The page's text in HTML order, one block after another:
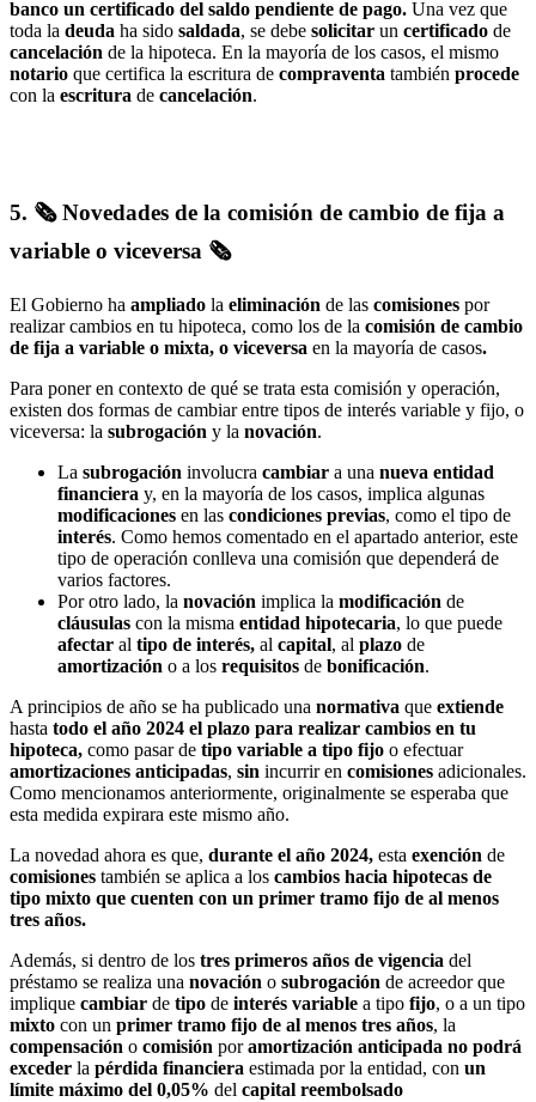
banco un certificado del saldo pendiente de pago. Una vez que
toda la deuda ha sido saldada, se debe solicitar un certificado de
cancelación de la hipoteca. En la mayoría de los casos, el mismo
notario que certifica la escritura de compraventa también procede
con la escritura de cancelación.
5. 🗞️Novedades de la comisión de cambio de fija a
variable o viceversa 🗞
El Gobierno ha ampliado la eliminación de las comisiones por
realizar cambios en tu hipoteca, como los de la comisión de cambio
de fija a variable o mixta, o viceversa en la mayoría de casos.
Para poner en contexto de qué se trata esta comisión y operación,
existen dos formas de cambiar entre tipos de interés variable y fijo, o
viceversa: la subrogación y la novación.
La subrogación involucra cambiar a una nueva entidad
financiera y, en la mayoría de los casos, implica algunas
modificaciones en las condiciones previas, como el tipo de
interés. Como hemos comentado en el apartado anterior, este
tipo de operación conlleva una comisión que dependerá de
varios factores.
Por otro lado, la novación implica la modificación de
cláusulas con la misma entidad hipotecaria, lo que puede
afectar al tipo de interés, al capital, al plazo de
amortización o a los requisitos de bonificación.
A principios de año se ha publicado una normativa que extiende
hasta todo el año 2024 el plazo para realizar cambios en tu
hipoteca, como pasar de tipo variable a tipo fijo o efectuar
amortizaciones anticipadas, sin incurrir en comisiones adicionales.
Como mencionamos anteriormente, originalmente se esperaba que
esta medida expirara este mismo año.
La novedad ahora es que, durante el año 2024, esta exención de
comisiones también se aplica a los cambios hacia hipotecas de
tipo mixto que cuenten con un primer tramo fijo de al menos
tres años.
Además, si dentro de los tres primeros años de vigencia del
préstamo se realiza una novación o subrogación de acreedor que
implique cambiar de tipo de interés variable a tipo fijo, o a un tipo
mixto con un primer tramo fijo de al menos tres años, la
compensación o comisión poramortización anticipada no podrá
exceder la pérdida financiera estimada por la entidad, con un
límite máximo del 0,05% del capital reembolsado